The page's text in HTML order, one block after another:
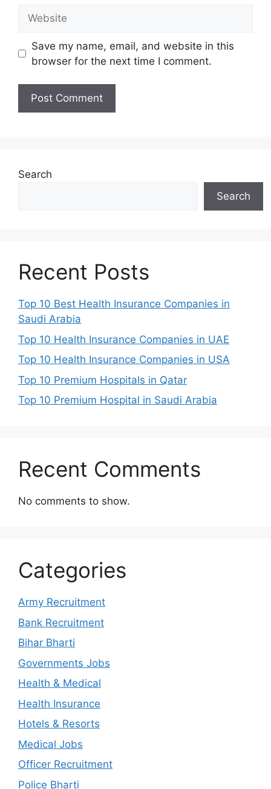
Save my name, email, and website in this
browser for the next time I comment.
Search
Search
Recent Posts
Top 10 Best Health Insurance Companies in
Saudi Arabia
Top 10 Health Insurance Companies in UAE
Top 10 Health Insurance Companies in USA
Top 10 Premium Hospitals in Qatar
Top 10 Premium Hospital in Saudi Arabia
Recent Comments
No comments to show.
Categories
Army Recruitment
Bank Recruitment
Bihar Bharti
Governments Jobs
Health & Medical
Health Insurance
Hotels & Resorts
Medical Jobs
Officer Recruitment
Police Bharti